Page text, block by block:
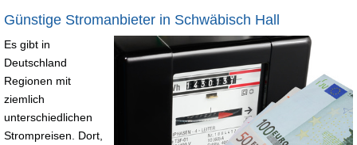
Günstige Stromanbieter in Schwäbisch Hall
Es gibt in
Deutschland
Regionen mit
ziemlich
unterschiedlichen
Strompreisen. Dort,